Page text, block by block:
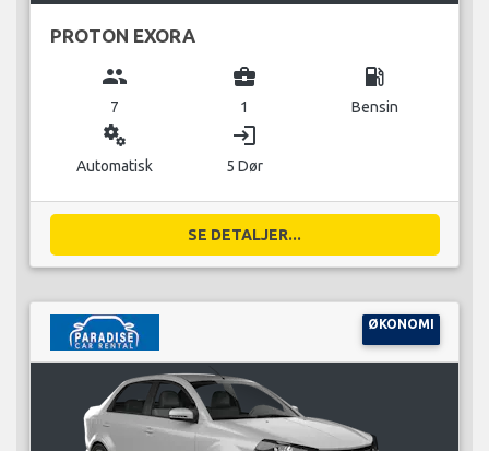
PROTON EXORA
group
7
business_center
1
local_gas_station
Bensin
miscellaneous_services
Automatisk
login
5 Dør
SE DETALJER...
ØKONOMI